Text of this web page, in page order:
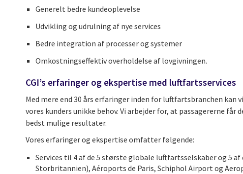
Generelt bedre kundeoplevelse
Udvikling og udrulning af nye services
Bedre integration af processer og systemer
Omkostningseffektiv overholdelse af lovgivningen.
CGI’s erfaringer og ekspertise med luftfartsservices
Med mere end 30 års erfaringer inden for luftfartsbranchen
vores kunders unikke behov. Vi arbejder for, at passagererne
bedst mulige resultater.
Vores erfaringer og ekspertise omfatter følgende:
Services til 4 af de 5 største globale luftfartsselskaber og 5
Storbritannien), Aéroports de Paris, Schiphol Airport og